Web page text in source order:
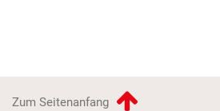
Zum Seitenanfang